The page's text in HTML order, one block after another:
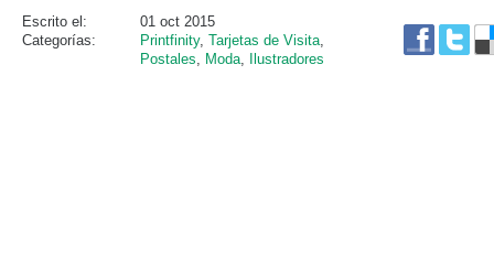
Escrito el:
01 oct 2015
Categorías:
Printfinity, Tarjetas de Visita,
Postales, Moda, Ilustradores